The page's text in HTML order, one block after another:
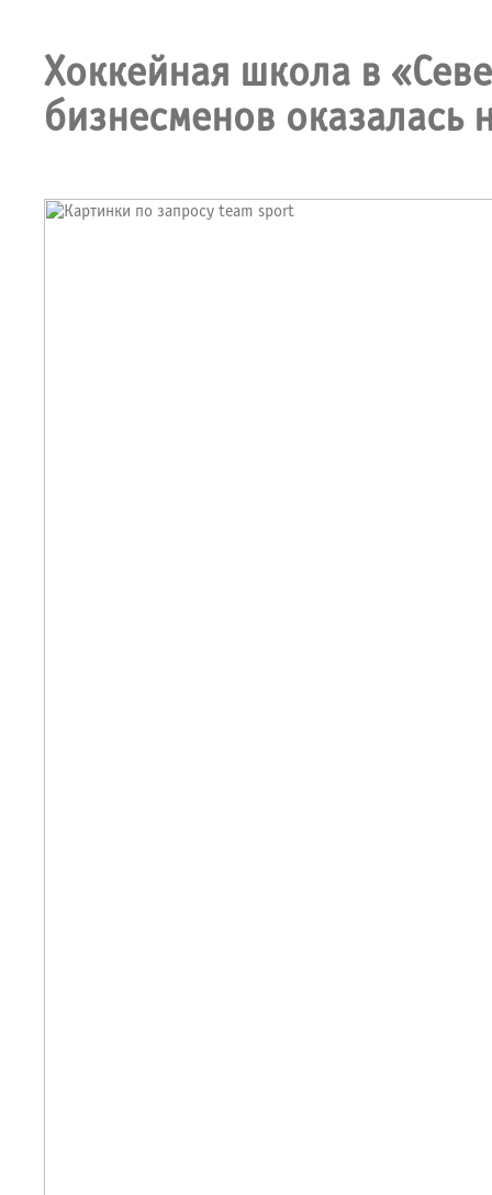
Хоккейная школа в
бизнесменов оказалась